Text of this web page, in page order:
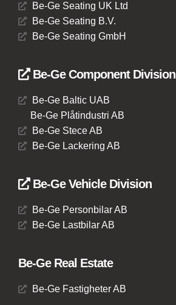
Be-Ge Seating UK Ltd
Be-Ge Seating B.V.
Be-Ge Seating GmbH
Be-Ge Component Division
Be-Ge Baltic UAB
Be-Ge Plåtindustri AB
Be-Ge Stece AB
Be-Ge Lackering AB
Be-Ge Vehicle Division
Be-Ge Personbilar AB
Be-Ge Lastbilar AB
Be-Ge Real Estate
Be-Ge Fastigheter AB